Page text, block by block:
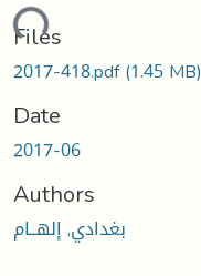
Files
2017-418.pdf(1.45 MB)
Date
2017-06
Authors
بغدادي, إلهــام